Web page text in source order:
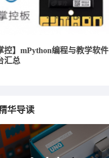
控】mPython编程与教学软件
汇总
华导读